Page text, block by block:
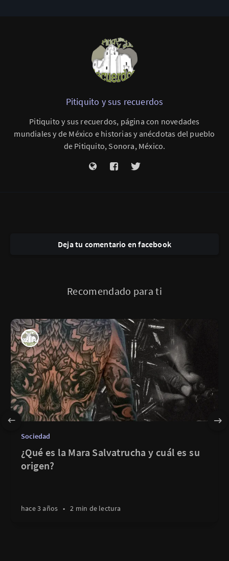
Pitiquito y sus recuerdos
Pitiquito y sus recuerdos, página con novedades
mundiales y de México e historias y anécdotas del pueblo
de Pitiquito, Sonora, México.
Deja tu comentario en facebook
Recomendado para ti
Sociedad
¿Qué es la Mara Salvatrucha y cuál es su
origen?
hace 3 años • 2 min de lectura